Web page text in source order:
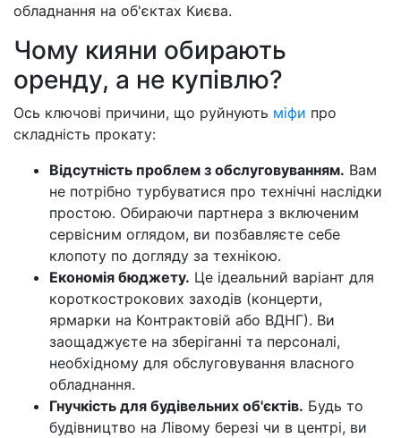
обладнання на об'єктах Києва.
Чому кияни обирають
оренду, а не купівлю?
Ось ключові причини, що руйнують міфи про
складність прокату:
Відсутність проблем з обслуговуванням. Вам
не потрібно турбуватися про технічні наслідки
простою. Обираючи партнера з включеним
сервісним оглядом, ви позбавляєте себе
клопоту по догляду за технікою.
Економія бюджету. Це ідеальний варіант для
короткострокових заходів (концерти,
ярмарки на Контрактовій або ВДНГ). Ви
заощаджуєте на зберіганні та персоналі,
необхідному для обслуговування власного
обладнання.
Гнучкість для будівельних об'єктів. Будь то
будівництво на Лівому березі чи в центрі, ви